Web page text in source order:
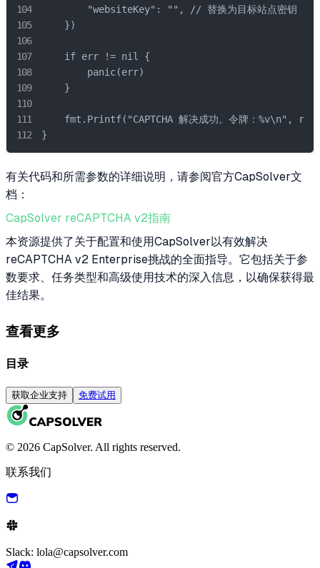
        "websiteKey": "", // 替换为目标站点密钥
    })
    if err != nil {
        panic(err)
    }
fmt.Printf("CAPTCHA 解决成功。令牌：%v\n",
}
有关代码和所需参数的详细说明，请参阅官方CapSolver文
档：
CapSolver reCAPTCHA v2指南
本资源提供了关于配置和使用CapSolver以有效解决
reCAPTCHA v2 Enterprise挑战的全面指导。它包括关于参
数要求、任务类型和高级使用技术的深入信息，以确保获得最
佳结果。
查看更多
目录
获取企业支持 免费试用
© 2026 CapSolver. All rights reserved.
联系我们
Slack: lola@capsolver.com